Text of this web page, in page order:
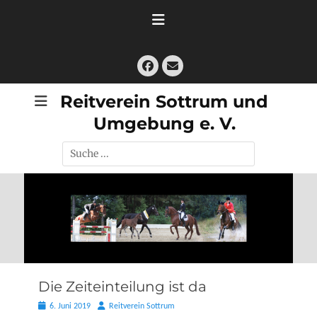
Facebook
E-
Mail
Reitverein Sottrum und
Umgebung e. V.
Suche
nach:
Die Zeiteinteilung ist da
Posted6. Juni 2019 AutorReitverein Sottrum